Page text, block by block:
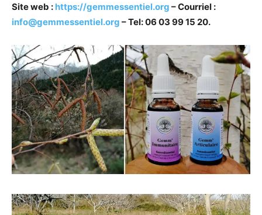
Site web : https://gemmessentiel.org – Courriel :
info@gemmessentiel.org – Tel: 06 03 99 15 20.